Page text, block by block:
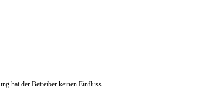
hat der Betreiber keinen Einfluss.